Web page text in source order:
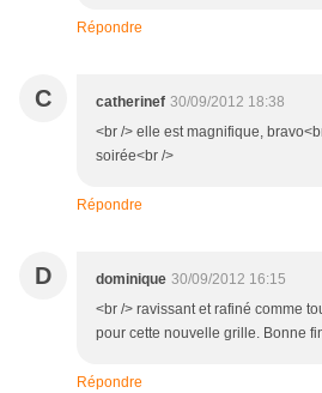
Répondre
C catherinef 30/09/2012 18:38
<br /> elle est magnifique,
soirée<br />
Répondre
D dominique 30/09/2012 16:15
<br /> ravissant et rafiné comme
pour cette nouvelle grille. Bonne
Répondre